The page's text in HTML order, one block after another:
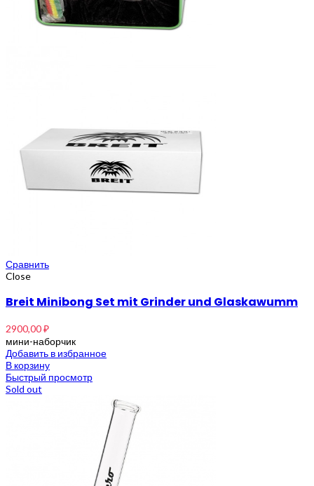
Сравнить
Close
Breit Minibong Set mit Grinder und Glaskawumm
2900,00₽
мини-наборчик
Добавить в избранное
В корзину
Быстрый просмотр
Sold out